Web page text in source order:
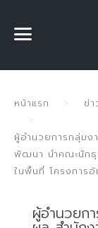
หน้าแรก ข่า
ผู้อำนวยการกลุ่มง
พัฒนา นำคณะนักธุ
ในพื้นที่ โครงการ
ผู้อำนวยก